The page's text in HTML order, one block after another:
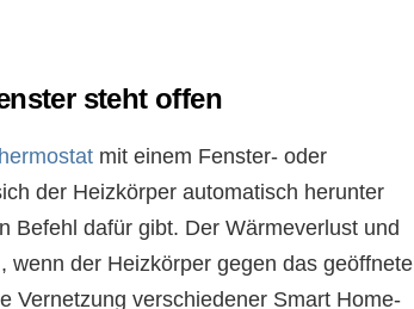
steht offen
mit einem Fenster- oder
der Heizkörper automatisch herunter
Befehl dafür gibt. Der Wärmeverlust und
der Heizkörper gegen das geöffnete
Vernetzung verschiedener Smart Home-